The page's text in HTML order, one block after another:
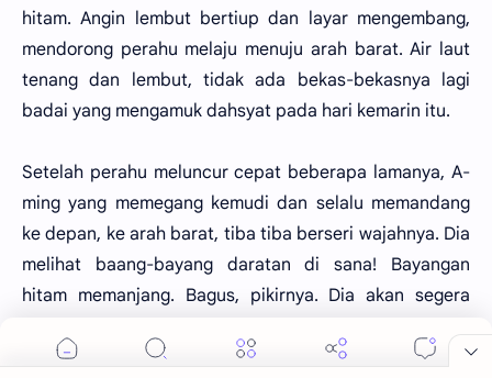
hitam. Angin lembut bertiup dan layar mengembang,
mendorong perahu melaju menuju arah barat. Air laut
tenang dan lembut, tidak ada bekas-bekasnya lagi
badai yang mengamuk dahsyat pada hari kemarin itu.
Setelah perahu meluncur cepat beberapa lamanya, A-
ming yang memegang kemudi dan selalu memandang
ke depan, ke arah barat, tiba tiba berseri wajahnya. Dia
melihat baang-bayang daratan di sana! Bayangan
hitam memanjang. Bagus, pikirnya. Dia akan segera
sana, baru akan dia carikan jalan keluar akan masalah